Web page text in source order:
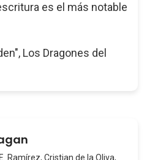
es el más notable
Los Dragones del
Ramírez, Cristian de la Oliva,